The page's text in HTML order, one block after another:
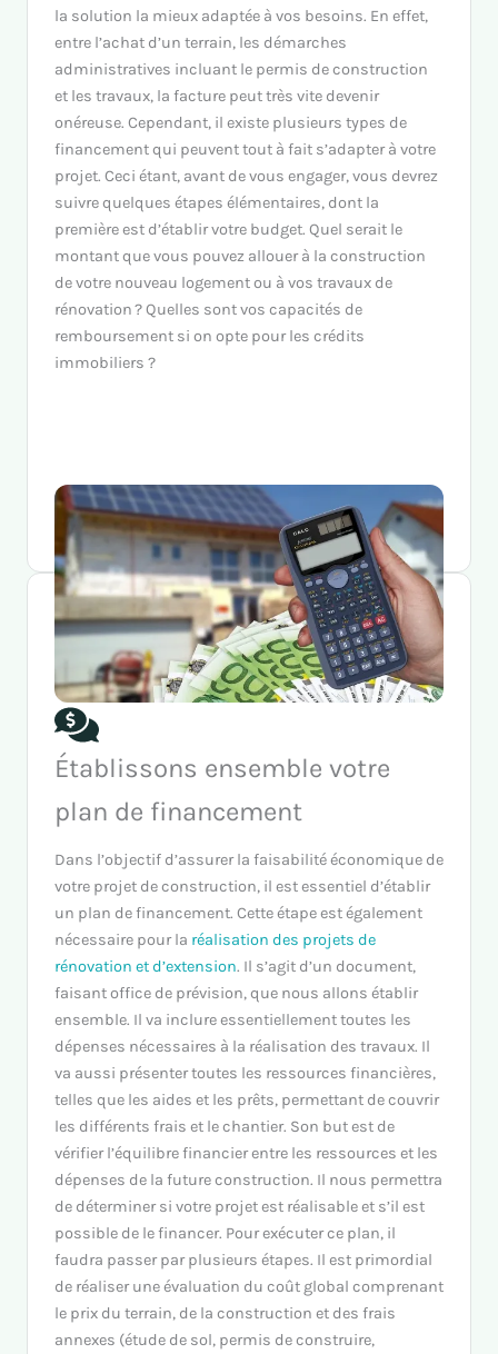
la solution la mieux adaptée à vos besoins. En effet,
entre l’achat d’un terrain, les démarches
administratives incluant le permis de construction
et les travaux, la facture peut très vite devenir
onéreuse. Cependant, il existe plusieurs types de
financement qui peuvent tout à fait s’adapter à votre
projet. Ceci étant, avant de vous engager, vous devrez
suivre quelques étapes élémentaires, dont la
première est d’établir votre budget. Quel serait le
montant que vous pouvez allouer à la construction
de votre nouveau logement ou à vos travaux de
rénovation ? Quelles sont vos capacités de
remboursement si on opte pour les crédits
immobiliers ?
Établissons ensemble votre
plan de financement
Dans l’objectif d’assurer la faisabilité économique de
votre projet de construction, il est essentiel d’établir
un plan de financement. Cette étape est également
nécessaire pour la réalisation des projets de
rénovation et d’extension. Il s’agit d’un document,
faisant office de prévision, que nous allons établir
ensemble. Il va inclure essentiellement toutes les
dépenses nécessaires à la réalisation des travaux. Il
va aussi présenter toutes les ressources financières,
telles que les aides et les prêts, permettant de couvrir
les différents frais et le chantier. Son but est de
vérifier l’équilibre financier entre les ressources et les
dépenses de la future construction. Il nous permettra
de déterminer si votre projet est réalisable et s’il est
possible de le financer. Pour exécuter ce plan, il
faudra passer par plusieurs étapes. Il est primordial
de réaliser une évaluation du coût global comprenant
le prix du terrain, de la construction et des frais
annexes (étude de sol, permis de construire,